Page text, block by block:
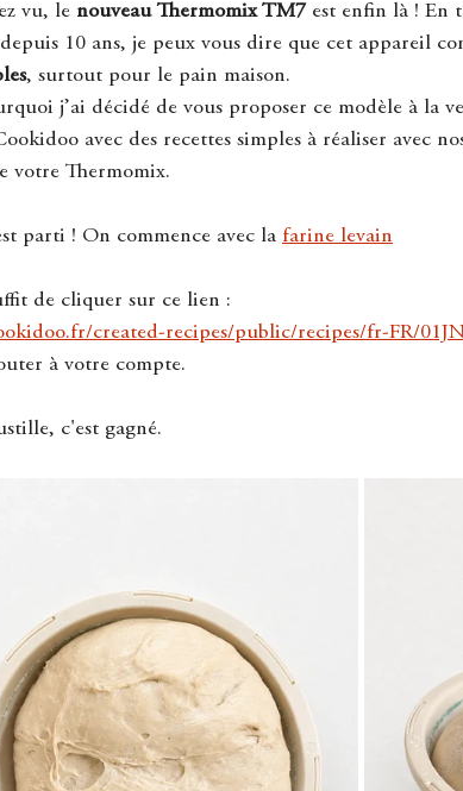
vu, le nouveau Thermomix TM7 est enfin là ! En
10 ans, je peux vous dire que cet appareil
, surtout pour le pain maison.
j’ai décidé de vous proposer ce modèle à la
avec des recettes simples à réaliser avec
votre Thermomix.
parti ! On commence avec la farine levain
de cliquer sur ce lien :
created-recipes/public/recipes/fr-FR/
à votre compte.
c'est gagné.